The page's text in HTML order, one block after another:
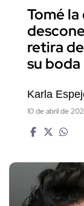
Tomé
retira
su boda
Karla
10 de abril de